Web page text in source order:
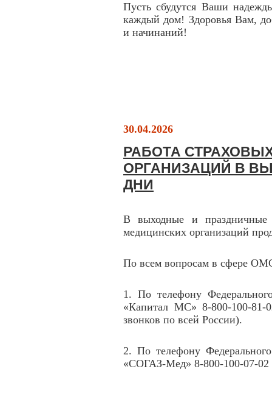
Пусть сбудутся Ваши
каждый дом! Здоровья Вам,
и начинаний!
30.04.2026
РАБОТА
ОРГАНИЗАЦИЙ В
ДНИ
В выходные и праздничные
медицинских организаций
По всем вопросам в сфере
1. По телефону
«Капитал МС» 8-800-100-81-
звонков по всей России).
2. По телефону
«СОГАЗ-Мед» 8-800-100-07-02